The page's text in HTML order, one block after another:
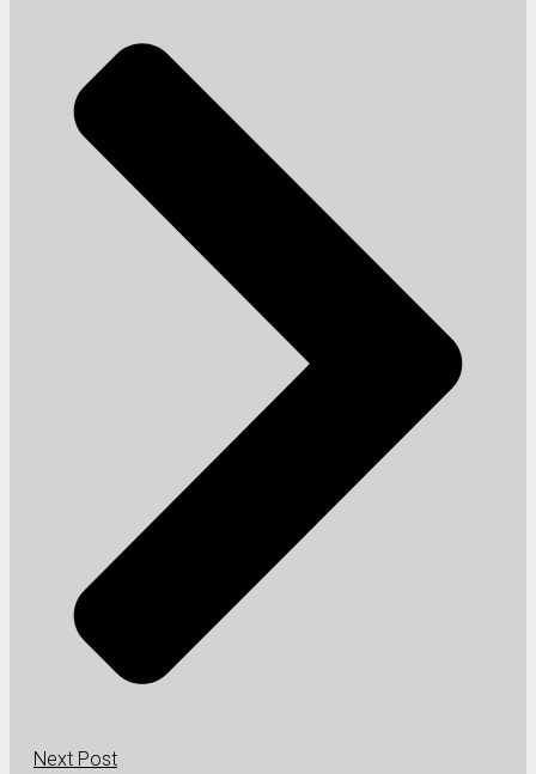
Next Post